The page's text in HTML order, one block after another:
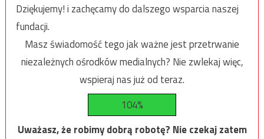
Dziękujemy! i zachęcamy do dalszego wsparcia naszej
fundacji.
Masz świadomość tego jak ważne jest przetrwanie
niezależnych ośrodków medialnych? Nie zwlekaj więc,
wspieraj nas już od teraz.
104%
Uważasz, że robimy dobrą robotę? Nie czekaj zatem